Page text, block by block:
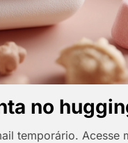
no
temporário. Acesse